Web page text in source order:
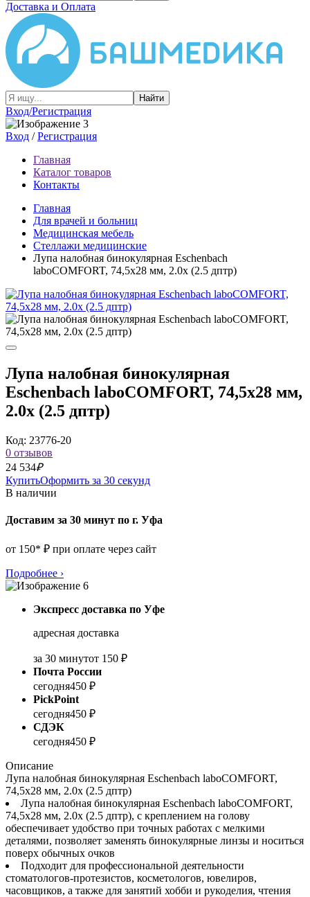
Доставка и Оплата
Найти
Вход/Регистрация
Вход /Регистрация
Главная
Каталог товаров
Контакты
Главная
Для врачей и больниц
Медицинская мебель
Стеллажи медицинские
Лупа налобная бинокулярная Eschenbach
laboCOMFORT, 74,5x28 мм, 2.0x (2.5 дптр)
Лупа налобная бинокулярная
Eschenbach laboCOMFORT, 74,5x28 мм,
2.0x (2.5 дптр)
Код: 23776-20
0 отзывов
24 534₽
КупитьОформить за 30 секунд
В наличии
Доставим за 30 минут по г. Уфа
от 150* ₽ при оплате через сайт
Подробнее ›
Экспресс доставка по Уфе
адресная доставка
за 30 минутот 150 ₽
Почта России
сегодня450 ₽
PickPoint
сегодня450 ₽
СДЭК
сегодня450 ₽
Описание
Лупа налобная бинокулярная Eschenbach laboCOMFORT,
74,5x28 мм, 2.0x (2.5 дптр)
Лупа налобная бинокулярная Eschenbach laboCOMFORT,
74,5x28 мм, 2.0x (2.5 дптр), с креплением на голову
обеспечивает удобство при точных работах с мелкими
деталями, позволяет заменять бинокулярные линзы и носиться
поверх обычных очков
Подходит для профессиональной деятельности
стоматологов‑протезистов, косметологов, ювелиров,
часовщиков, а также для занятий хобби и рукоделия, чтения